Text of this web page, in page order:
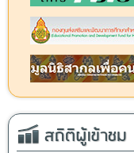
สถิติผู้เข้าชม